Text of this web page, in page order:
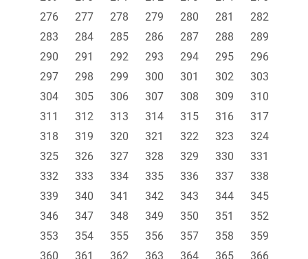
276
277 278 279 280 281
282
283
284 285 286 287 288
289
290
291 292 293 294 295
296
297
298 299 300 301 302
303
304
305 306 307 308 309
310
311
312 313 314 315 316
317
318
319 320 321 322 323
324
325
326 327 328 329 330
331
332
333 334 335 336 337
338
339
340 341 342 343 344
345
346
347 348 349 350 351
352
353
354 355 356 357 358
359
360
361 362 363 364 365
366